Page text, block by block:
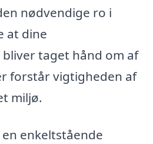
nødvendige ro i
at dine
taget hånd om af
forstår vigtigheden af
miljø.
enkeltstående